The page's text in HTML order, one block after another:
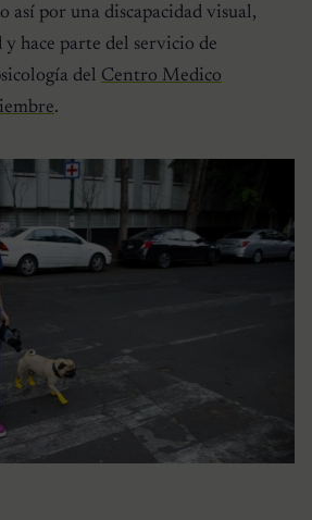
así por una discapacidad visual,
y hace parte del servicio de
del Centro Medico
.